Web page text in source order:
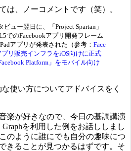
は、ノーコメントです（笑）。
ュー翌日に、「Project Spartan」
でのFacebookアプリ開発フレーム
アプリが発表された（参考： Face
リ販売インフラをiOS向けに正式
Platform」をモバイル向け
使い方についてアドバイスをく
が好きなので、今日の基調講演
を利用した例をお話ししまし
のように誰にでも自分の趣味につ
きることが見つかるはずです。そ